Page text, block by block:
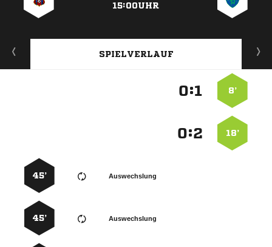
15:00UHR
SPIELVERLAUF
8’
:
18’
:
Auswechslung
45’
Auswechslung
45’